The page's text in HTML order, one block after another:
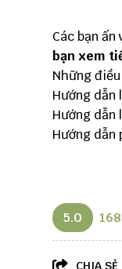
Các bạn
bạn xem
Những
Hướng dẫn
Hướng dẫn
Hướng dẫn
5.0